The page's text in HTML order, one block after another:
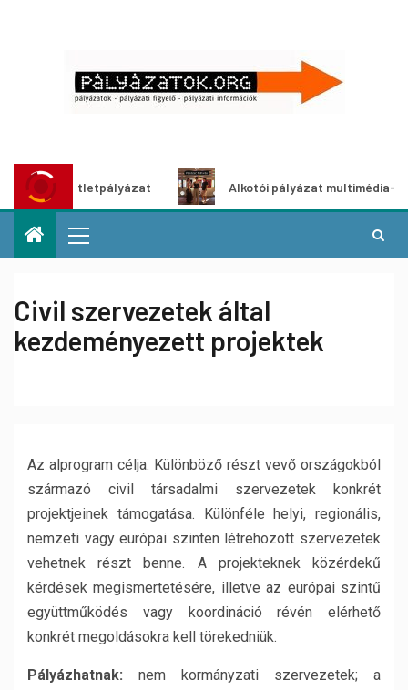
ötletpályázat Alkotói pályázat multimédia-
Civil szervezetek által
kezdeményezett projektek
Az alprogram célja: Különböző részt vevő országokból
származó civil társadalmi szervezetek konkrét
projektjeinek támogatása. Különféle helyi, regionális,
nemzeti vagy európai szinten létrehozott szervezetek
vehetnek részt benne. A projekteknek közérdekű
kérdések megismertetésére, illetve az európai szintű
együttműködés vagy koordináció révén elérhető
konkrét megoldásokra kell törekedniük.
Pályázhatnak: nem kormányzati szervezetek; a